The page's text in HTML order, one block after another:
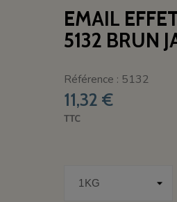
EMAIL
5132 BRUN
Référence : 5132
11,32 €
TTC